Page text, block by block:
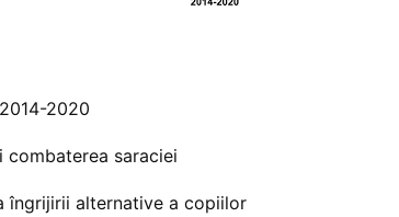
2020
saraciei
îngrijirii alternative a copiilor